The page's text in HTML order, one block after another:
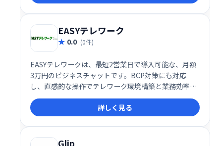
EASYテレワーク
0.0 (0件)
EASYテレワークは、最短2営業日で導入可能な、月額
3万円のビジネスチャットです。BCP対策にも対応
し、直感的な操作でテレワーク環境構築と業務効率化
を実現します。簡単操作で日常業務の効率化も図れ、
スピーディーな導入と低価格で企業の生産性向上をサ
ポートします。
詳しく見る
Glip